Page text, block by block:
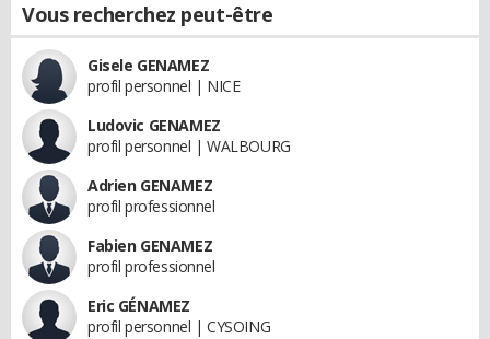
Vous recherchez peut-être
Gisele GENAMEZ
profil personnel | NICE
Ludovic GENAMEZ
profil personnel | WALBOURG
Adrien GENAMEZ
profil professionnel
Fabien GENAMEZ
profil professionnel
Eric GÉNAMEZ
profil personnel | CYSOING